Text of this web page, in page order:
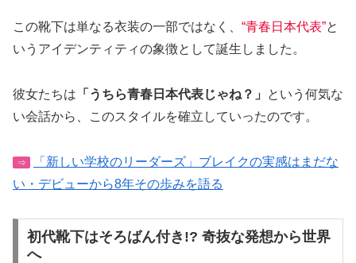
この靴下は単なる衣装の一部ではなく、 “青春日本代表”と
いうアイデンティティの象徴として誕生しました。
彼女たちは 「うちら青春日本代表じゃね？」
という何気な
い会話から、このスタイルを確立していったのです。
⇒
「新しい学校のリーダーズ」ブレイクの実感はまだな
い・デビューから8年その歩みを語る
初代靴下はそろばん付き!? 奇抜な発想から世界
へ